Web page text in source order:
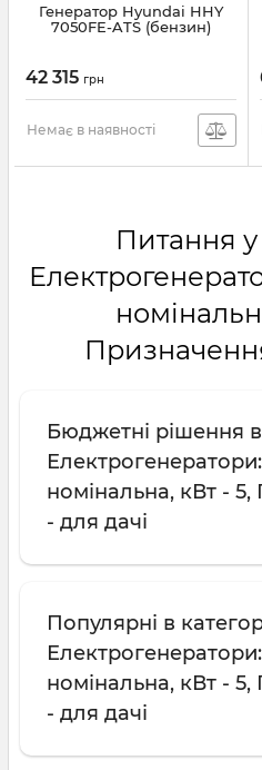
Генератор Hyundai HHY
7050FE-ATS (бензин)
42 315 грн
Немає в наявності
Питання у
Бюджетні рішення в
номінальна, кВт -
- для дачі
Популярні в
номінальна, кВт -
- для дачі